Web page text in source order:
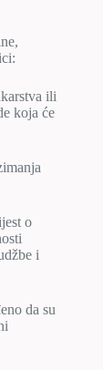
ili
koja će
o
i
da su